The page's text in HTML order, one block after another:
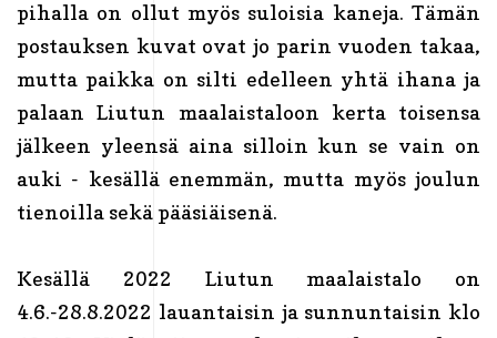
pihalla on ollut myös suloisia kaneja. Tämän
postauksen kuvat ovat jo parin vuoden takaa,
mutta paikka on silti edelleen yhtä ihana ja
palaan Liutun maalaistaloon kerta toisensa
jälkeen yleensä aina silloin kun se vain on
auki - kesällä enemmän, mutta myös joulun
tienoilla sekä pääsiäisenä.
Kesällä 2022 Liutun maalaistalo on
4.6.-28.8.2022 lauantaisin ja sunnuntaisin klo